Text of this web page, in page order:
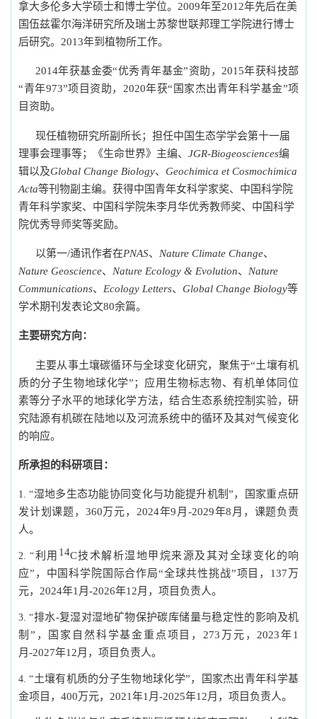
拿大多伦多大学硕士和博士学位。 2009年至2012年先后在美
国伍兹霍尔海洋研究所及瑞士苏黎世联邦理工学院进行博士
后研究。 2013年到植物所工作。
2014年获基金委“优秀青年基金”资助， 2015年获科技部
“青年973”项目资助， 2020年获“国家杰出青年科学基金”项
目资助。
现任植物研究所副所长；担任中国生态学学会第十一届
理事会理事等；《生命世界》主编、 JGR-Biogeosciences编
辑以及Global Change Biology、 Geochimica et Cosmochimica
Acta等刊物副主编。 获得中国青年女科学家奖、中国科学院
青年科学家奖、中国科学院朱李月华优秀教师奖、中国科学
院优秀导师奖等奖励。
以第一/通讯作者在PNAS、 Nature Climate Change、
Nature Geoscience、 Nature Ecology & Evolution、 Nature
Communications、 Ecology Letters、 Global Change Biology等
学术期刊发表论文80余篇。
主要研究方向：
主要从事土壤碳循环与全球变化研究，聚焦于“土壤有机
质的分子生物地球化学”；应用生物标志物、有机单体同位
素等分子水平的地球化学方法，结合生态系统控制实验，研
究陆源有机碳在陆地以及河流系统中的循环及其对气候变化
的响应。
所承担的科研项目：
“湿地多生态功能协同变化与功能提升机制”，国家重点研
发计划课题， 360万元， 2024年9 月 -2029年8 月，课题负责
人。
“利用 14C技术解析湿地甲烷来源及其对全球变化的响
应”，中国科学院国际合作局“全球共性挑战”项目， 137万
元， 2024年1 月-2026年12月，项目负责人。
“排水-复湿对湿地矿物保护碳库储量与稳定性的影响及机
制”，国家自然科学基金重点项目， 273 万元， 2023年1
月-2027年12月，项目负责人。
“土壤有机质的分子生物地球化学”，国家杰出青年科学基
金项目， 400万元， 2021年1 月-2025年12月，项目负责人。